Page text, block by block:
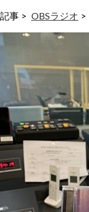
記事 > OBSラジオ >